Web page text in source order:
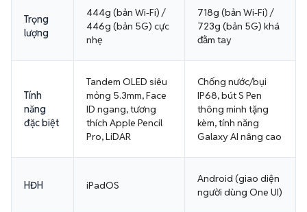
Trọng
lượng
444g (bản Wi-Fi) /
446g (bản 5G) cực
nhẹ
718g (bản Wi-Fi) /
723g (bản 5G) khá
đằm tay
Tính
năng
đặc biệt
Tandem OLED siêu
mỏng 5.3mm, Face
ID ngang, tương
thích Apple Pencil
Pro, LiDAR
Chống nước/bụi
IP68, bút S Pen
thông minh tặng
kèm, tính năng
Galaxy AI nâng cao
HĐH iPadOS
Android (giao diện
người dùng One UI)